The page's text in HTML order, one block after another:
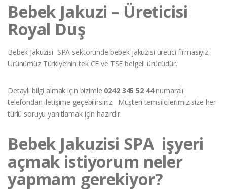
Bebek Jakuzi – Üreticisi
Royal Duş
Bebek Jakuzisi SPA sektöründe bebek jakuzisi üretici firmasıyız.
Ürünümüz Türkiye’nin tek CE ve TSE belgeli ürünüdür.
Detaylı bilgi almak için bizimle 0242 345 52 44numaralı
telefondan iletişime geçebilirsiniz. Müşteri temsilcilerimiz size her
türlü soruyu yanıtlamak için hazırdır.
Bebek Jakuzisi SPA işyeri
açmak istiyorum neler
yapmam gerekiyor?